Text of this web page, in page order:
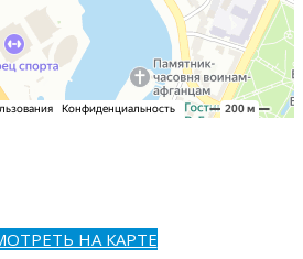
НА КАРТЕ